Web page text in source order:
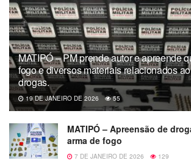
MATIPÓ – PM prende autor e apreende
fogo e diversos materiais relacionados
drogas.
19 DE JANEIRO DE 2026 55
MATIPÓ – Apreensão de
arma de fogo
7 DE JANEIRO DE 2026 129